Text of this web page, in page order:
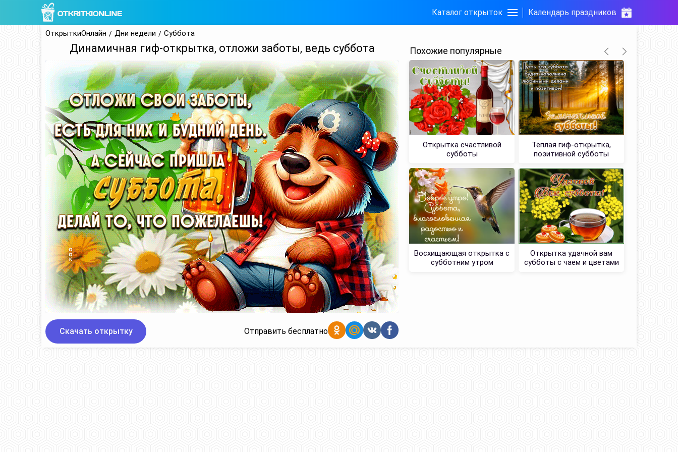
Каталог открыток Календарь праздников
ОткрыткиОнлайн Дни недели Суббота
Динамичная гиф-открытка, отложи заботы, ведь суббота
Скачать открытку Отправить бесплатно
Похожие популярные
Открытка счастливой
субботы
Тёплая гиф-открытка,
позитивной субботы
Восхищающая открытка с
субботним утром
Открытка удачной вам
субботы с чаем и цветами